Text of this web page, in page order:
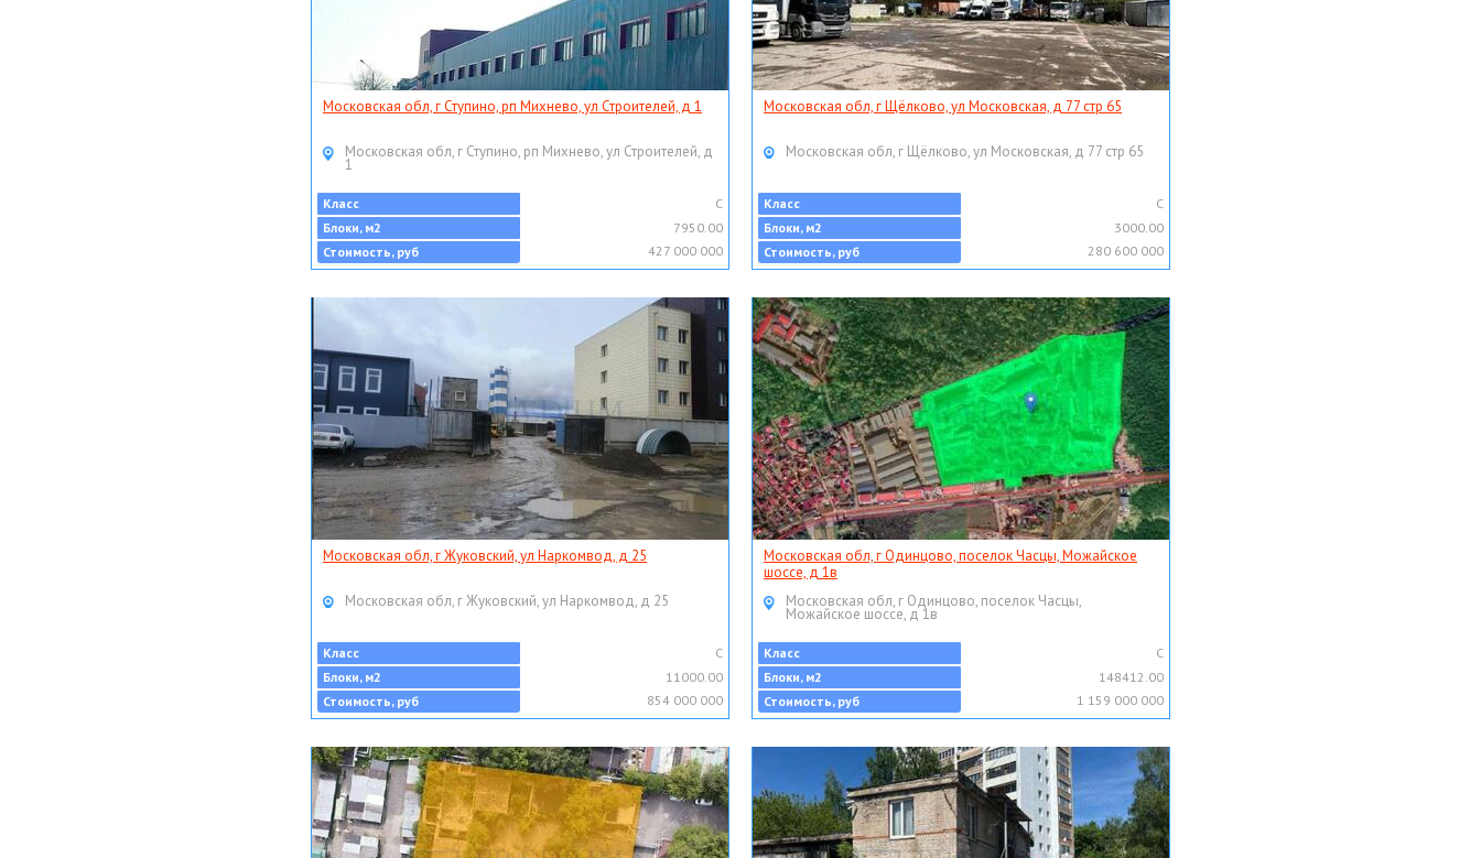
Московская обл, г Ступино, рп Михнево, ул Строителей, д 1
Московская обл, г Ступино, рп Михнево, ул Строителей, д
1
Класс
C
Блоки, м2
7950.00
Стоимость, руб
427 000 000
Московская обл, г Щёлково, ул Московская, д 77 стр 65
Московская обл, г Щёлково, ул Московская, д 77 стр 65
Класс
C
Блоки, м2
3000.00
Стоимость, руб
280 600 000
Московская обл, г Жуковский, ул Наркомвод, д 25
Московская обл, г Жуковский, ул Наркомвод, д 25
Класс
C
Блоки, м2
11000.00
Стоимость, руб
854 000 000
Московская обл, г Одинцово, поселок Часцы, Можайское
шоссе, д 1в
Московская обл, г Одинцово, поселок Часцы,
Можайское шоссе, д 1в
Класс
C
Блоки, м2
148412.00
Стоимость, руб
1 159 000 000